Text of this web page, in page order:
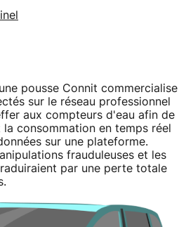
pousse Connit commercialise
sur le réseau professionnel
aux compteurs d'eau afin de
consommation en temps réel
sur une plateforme.
frauduleuses et les
par une perte totale